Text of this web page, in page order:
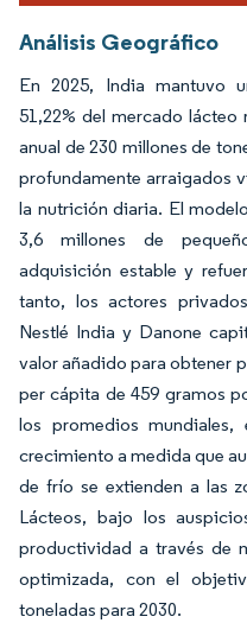
Análisis Geográfico
En 2025, India mantuvo
51,22% del mercado
anual de 230 millones de
profundamente arraigados
la nutrición diaria. El
3,6 millones de
adquisición estable y
tanto, los actores
Nestlé India y Danone
valor añadido para obtener
per cápita de 459 gramos
los promedios
crecimiento a medida que
de frío se extienden a las
Lácteos, bajo los
productividad a través de
optimizada, con el
toneladas para 2030.